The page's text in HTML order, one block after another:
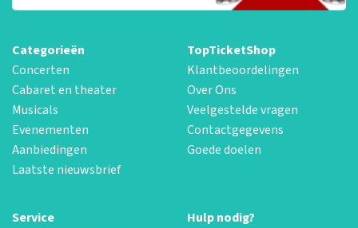
Categorieën
Concerten
Cabaret en theater
Musicals
Evenementen
Aanbiedingen
Laatste nieuwsbrief
TopTicketShop
Klantbeoordelingen
Over Ons
Veelgestelde vragen
Contactgegevens
Goede doelen
Service
Hulp nodig?